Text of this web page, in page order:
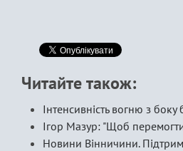
Читайте також:
Інтенсивність вогню з
Ігор Мазур: "Щоб
Новини Вінничини.